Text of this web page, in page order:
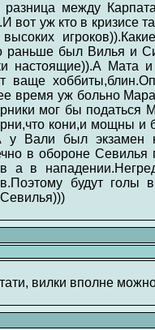
между
вот уж кто в кризисе
раньше был Вилья и
настоящие)).А Мата
ваще
время уж больно
мог бы податься
кони,и мощны и
Вали был экзамен
в обороне
а в
будут голы
вилки вполне